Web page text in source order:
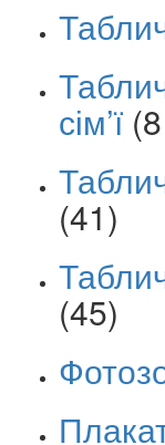
сім’ї
(41)
(45)